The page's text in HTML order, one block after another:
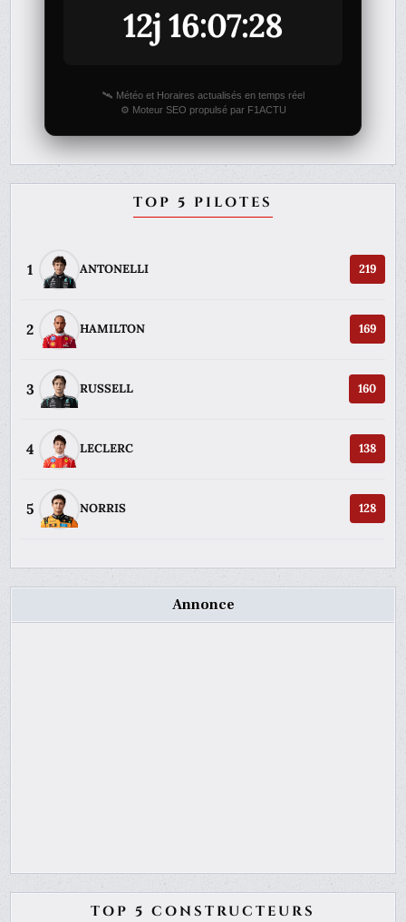
12j 16:07:28
🛰️ Météo et Horaires actualisés en temps réel
⚙️ Moteur SEO propulsé par F1ACTU
TOP 5 PILOTES
1 ANTONELLI 219
2 HAMILTON 169
3 RUSSELL 160
4 LECLERC 138
5 NORRIS 128
Annonce
TOP 5 CONSTRUCTEURS